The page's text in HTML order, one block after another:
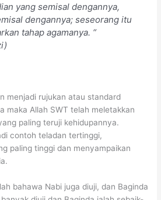
yang semisal dengannya,
dengannya; seseorang itu
tahap agamanya. “
menjadi rujukan atau standard
maka Allah SWT telah meletakkan
paling teruji kehidupannya.
contoh teladan tertinggi,
paling tinggi dan menyampaikan
bahawa Nabi juga diuji, dan Baginda